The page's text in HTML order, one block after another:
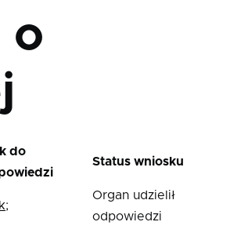
o
do
Status wniosku
;
Organ udzielił
odpowiedzi